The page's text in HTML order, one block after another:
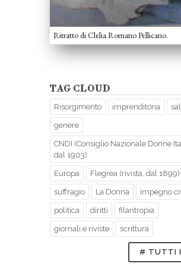
Ritratto di Clelia Romano Pellicano.
TAG CLOUD
Risorgimento imprenditoria
genere
CNDI (Consiglio Nazionale Donne
dal 1903)
Europa Flegrea (rivista, dal 1899)
suffragio La Donna impegno
politica diritti filantropia
giornali e riviste scrittura
# TUTTI